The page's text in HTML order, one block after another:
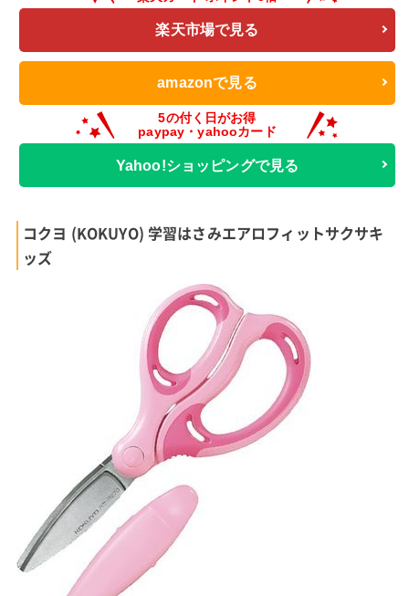
楽天市場で見る
amazonで見る
Yahoo!ショッピングで見る
コクヨ (KOKUYO) 学習はさみエアロフィットサクサキ
ッズ